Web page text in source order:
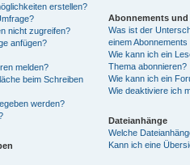
erstellen?
nicht zugreifen?
anfügen?
melden?
beim Schreiben
werden?
Abonnements und
Was ist der
einem
Wie kann ich ein
Thema abonnieren?
Wie kann ich ein
Wie deaktiviere ich
Dateianhänge
Welche
Kann ich eine